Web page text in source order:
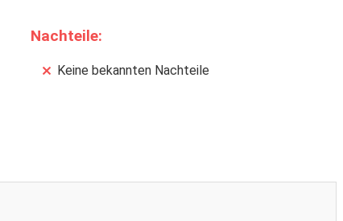
Nachteile:
Keine bekannten Nachteile